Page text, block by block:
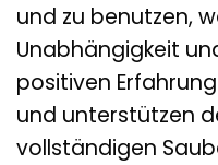
und zu benutzen,
Unabhängigkeit
positiven
und unterstützen
vollständigen